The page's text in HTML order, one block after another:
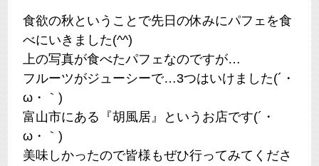
食欲の秋ということで先日の休みにパフェを食
べにいきました(^^)
上の写真が食べたパフェなのですが…
フルーツがジューシーで…3つはいけました(´・
ω・｀)
富山市にある『胡風居』というお店です(´・
ω・｀)
美味しかったので皆様もぜひ行ってみてくださ